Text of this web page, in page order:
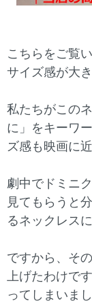
こちらをご覧
サイズ感が大
私たちがこの
に」をキーワ
ズ感も映画に
劇中でドミニ
見てもらうと
るネックレス
ですから、そ
上げたわけで
ってしまいまし